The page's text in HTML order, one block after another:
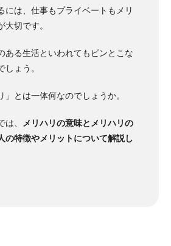
には、仕事もプライベートもメリ
切です。
ある生活といわれてもピンとこな
しょう。
」とは一体何なのでしょうか。
、
メリハリの意味とメリハリの
の特徴やメリットについて解説し